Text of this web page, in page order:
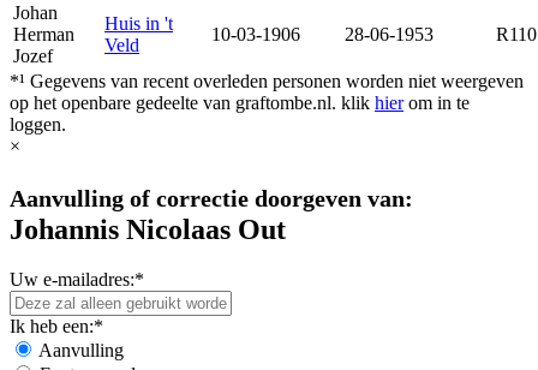
Johan
Herman
Jozef
Huis in 't
Veld
10-03-1906 28-06-1953 R110
*¹ Gegevens van recent overleden personen worden niet weergeven
op het openbare gedeelte van graftombe.nl. klik hierom in te
loggen.
×
Aanvulling of correctie doorgeven van:
Johannis Nicolaas Out
Uw e-mailadres:*
Ik heb een:*
Aanvulling